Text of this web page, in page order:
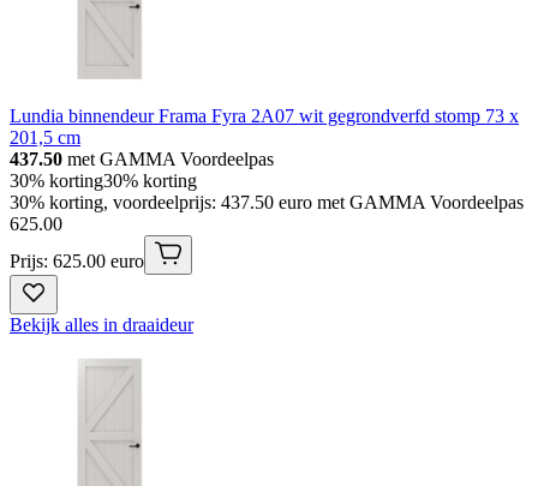
Lundia binnendeur Frama Fyra 2A07 wit gegrondverfd stomp 73 x
201,5 cm
437.50 met GAMMA Voordeelpas
30% korting30% korting
30% korting, voordeelprijs: 437.50 euro met GAMMA Voordeelpas
625.00
Prijs: 625.00 euro
Bekijk alles in draaideur